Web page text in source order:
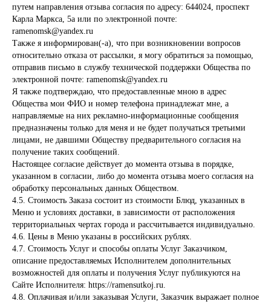
путем направления отзыва согласия по адресу: 644024, проспект
Карла Маркса, 5а или по электронной почте:
ramenomsk@yandex.ru
Также я информирован(-а), что при возникновении вопросов
относительно отказа от рассылки, я могу обратиться за помощью,
отправив письмо в службу технической поддержки Общества по
электронной почте: ramenomsk@yandex.ru
Я также подтверждаю, что предоставленные мною в адрес
Общества мои ФИО и номер телефона принадлежат мне, а
направляемые на них рекламно-информационные сообщения
предназначены только для меня и не будет получаться третьими
лицами, не давшими Обществу предварительного согласия на
получение таких сообщений.
Настоящее согласие действует до момента отзыва в порядке,
указанном в согласии, либо до момента отзыва моего согласия на
обработку персональных данных Обществом.
4.5. Стоимость Заказа состоит из стоимости Блюд, указанных в
Меню и условиях доставки, в зависимости от расположения
территориальных чертах города и рассчитывается индивидуально.
4.6. Цены в Меню указаны в российских рублях.
4.7. Стоимость Услуг и способы оплаты Услуг Заказчиком,
описание предоставляемых Исполнителем дополнительных
возможностей для оплаты и получения Услуг публикуются на
Сайте Исполнителя: https://ramensutkoj.ru.
4.8. Оплачивая и/или заказывая Услуги, Заказчик выражает полное